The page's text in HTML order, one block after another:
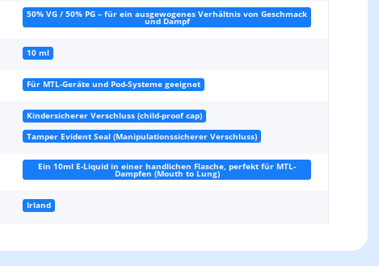
50% VG / 50% PG – für ein ausgewogenes Verhältnis von Geschmack
und Dampf
10 ml
Für MTL-Geräte und Pod-Systeme geeignet
Kindersicherer Verschluss (child-proof cap)
Tamper Evident Seal (Manipulationssicherer Verschluss)
Ein 10ml E-Liquid in einer handlichen Flasche, perfekt für MTL-
Dampfen (Mouth to Lung)
Irland